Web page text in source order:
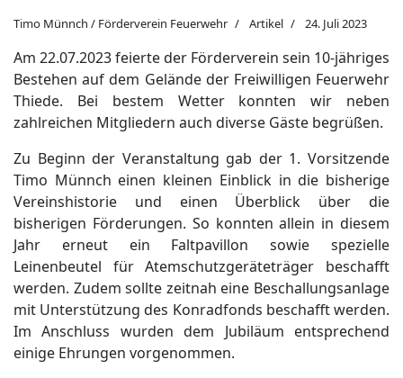
Timo Münnch / Förderverein Feuerwehr Artikel 24. Juli 2023
Am 22.07.2023 feierte der Förderverein sein 10-jähriges
Bestehen auf dem Gelände der Freiwilligen Feuerwehr
Thiede. Bei bestem Wetter konnten wir neben
zahlreichen Mitgliedern auch diverse Gäste begrüßen.
Zu Beginn der Veranstaltung gab der 1. Vorsitzende
Timo Münnch einen kleinen Einblick in die bisherige
Vereinshistorie und einen Überblick über die
bisherigen Förderungen. So konnten allein in diesem
Jahr erneut ein Faltpavillon sowie spezielle
Leinenbeutel für Atemschutzgeräteträger beschafft
werden. Zudem sollte zeitnah eine Beschallungsanlage
mit Unterstützung des Konradfonds beschafft werden.
Im Anschluss wurden dem Jubiläum entsprechend
einige Ehrungen vorgenommen.